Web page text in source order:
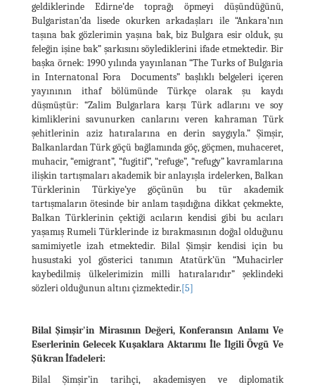
geldiklerinde Edirne’de toprağı öpmeyi düşündüğünü,
Bulgaristan’da lisede okurken arkadaşları ile “Ankara’nın
taşına bak gözlerimin yaşına bak, biz Bulgara esir olduk, şu
feleğin işine bak” şarkısını söylediklerini ifade etmektedir. Bir
başka örnek: 1990 yılında yayınlanan “The Turks of Bulgaria
in Internatonal Fora Documents” başlıklı belgeleri içeren
yayınının ithaf bölümünde Türkçe olarak şu kaydı
düşmüştür: “Zalim Bulgarlara karşı Türk adlarını ve soy
kimliklerini savunurken canlarını veren kahraman Türk
şehitlerinin aziz hatıralarına en derin saygıyla.” Şimşir,
Balkanlardan Türk göçü bağlamında göç, göçmen, muhaceret,
muhacir, “emigrant”, “fugitif”, “refuge”, “refugy” kavramlarına
ilişkin tartışmaları akademik bir anlayışla irdelerken, Balkan
Türklerinin Türkiye’ye göçünün bu tür akademik
tartışmaların ötesinde bir anlam taşıdığına dikkat çekmekte,
Balkan Türklerinin çektiği acıların kendisi gibi bu acıları
yaşamış Rumeli Türklerinde iz bırakmasının doğal olduğunu
samimiyetle izah etmektedir. Bilal Şimşir kendisi için bu
husustaki yol gösterici tanımın Atatürk’ün “Muhacirler
kaybedilmiş ülkelerimizin milli hatıralarıdır” şeklindeki
sözleri olduğunun altını çizmektedir.[5]
Bilal Şimşir'in Mirasının Değeri, Konferansın Anlamı Ve
Eserlerinin Gelecek Kuşaklara Aktarımı İle İlgili Övgü Ve
Şükran İfadeleri:
Bilal Şimşir’in tarihçi, akademisyen ve diplomatik